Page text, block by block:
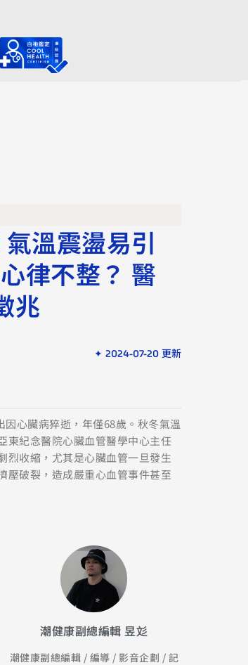
溫震盪易引
律不整？ 醫
兆
✦ 2024-07-20 更新
心臟病猝逝，年僅68歲。秋冬氣溫
東紀念醫院心臟血管醫學中心主任
烈收縮，尤其是心臟血管一旦發生
壓破裂，造成嚴重心血管事件甚至
潮健康副總編輯 昱彣
潮健康副總編輯 / 編導 / 影音企劃 / 記